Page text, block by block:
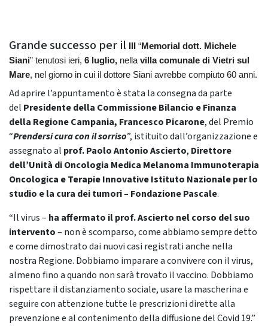
Grande successo per il III “Memorial dott. Michele
Siani” tenutosi ieri, 6 luglio, nella villa comunale di Vietri sul
Mare, nel giorno in cui il dottore Siani avrebbe compiuto 60 anni.
Ad aprire l’appuntamento è stata la consegna da parte
del Presidente della Commissione Bilancio e Finanza
della Regione Campania, Francesco Picarone, del Premio
“Prendersi cura con il sorriso”, istituito dall’organizzazione e
assegnato al prof. Paolo Antonio Ascierto, Direttore
dell’Unità di Oncologia Medica Melanoma Immunoterapia
Oncologica e Terapie Innovative Istituto Nazionale per lo
studio e la cura dei tumori – Fondazione Pascale.
“Il virus – ha affermato il prof. Ascierto nel corso del suo
intervento– non è scomparso, come abbiamo sempre detto
e come dimostrato dai nuovi casi registrati anche nella
nostra Regione. Dobbiamo imparare a convivere con il virus,
almeno fino a quando non sarà trovato il vaccino. Dobbiamo
rispettare il distanziamento sociale, usare la mascherina e
seguire con attenzione tutte le prescrizioni dirette alla
prevenzione e al contenimento della diffusione del Covid 19.”